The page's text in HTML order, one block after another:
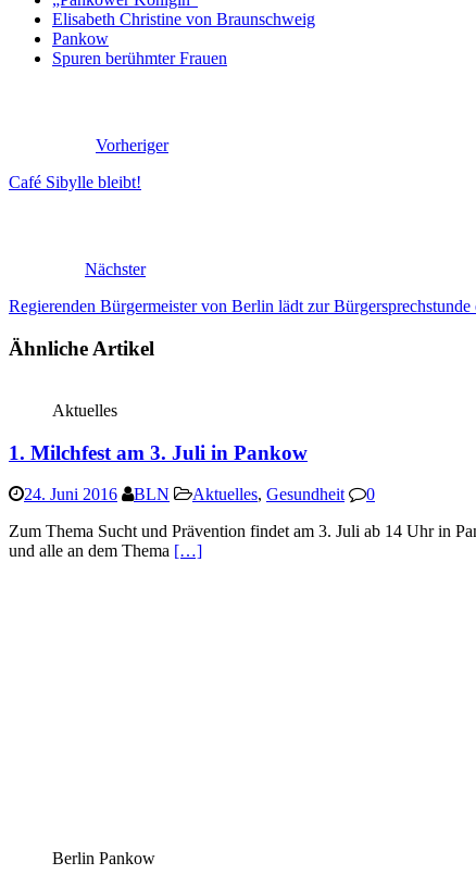
Elisabeth Christine von Braunschweig
Pankow
Spuren berühmter Frauen
Vorheriger
Café Sibylle bleibt!
Nächster
Regierenden Bürgermeister von Berlin lädt zur Bürgersprechstunde
Ähnliche Artikel
Aktuelles
1. Milchfest am 3. Juli in Pankow
24. Juni 2016 BLN Aktuelles, Gesundheit
0
Zum Thema Sucht und Prävention findet am 3. Juli ab 14 Uhr in
und alle an dem Thema […]
Berlin Pankow